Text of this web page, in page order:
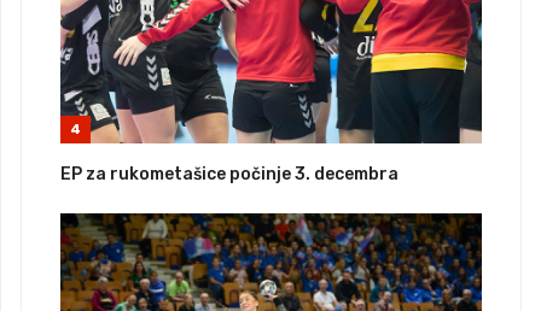
4
EP za rukometašice počinje 3. decembra